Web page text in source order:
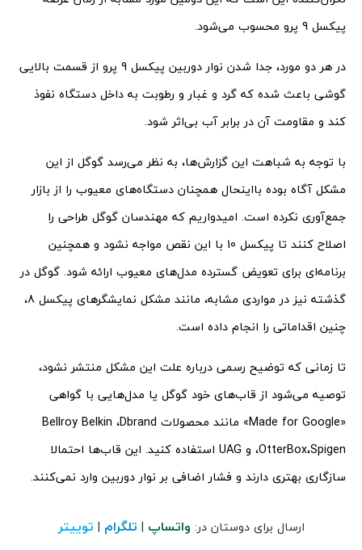
پیکسل 9 پرو محسوب می‌شود.
در هر دو مورد، جدا شدن نوار دوربین پیکسل 9 پرو از قسمت بالایی
گوشی باعث شده که گرد و غبار و رطوبت به داخل دستگاه نفوذ
کند و مقاومت آن در برابر آب بی‌اثر شود.
با توجه به شباهت این گزارش‌ها، به نظر می‌رسد گوگل از این
مشکل آگاه بوده بااینحال همچنان دستگاه‌های معیوب را از بازار
جمع‌آوری نکرده است. امیدواریم که مهندسان گوگل طراحی را
اصلاح کنند تا پیکسل 10 با این نقص مواجه نشود و همچنین
برنامه‌ای برای تعویض گسترده مدل‌های معیوب ارائه شود. گوگل در
گذشته نیز در مواردی مشابه، مانند مشکل نمایشگرهای پیکسل 8،
چنین اقداماتی را انجام داده است.
تا زمانی که توضیح رسمی درباره علت این مشکل منتشر نشود،
توصیه می‌شود از قاب‌های خود گوگل یا مدل‌هایی با گواهی
«Made for Google» مانند محصولات Bellroy Belkin ،Dbrand
،OtterBox،Spigen و UAG استفاده کنید. این قاب‌ها احتمالا
سازگاری بهتری دارند و فشار اضافی بر نوار دوربین وارد نمی‌کنند.
ارسال برای دوستان در: واتساپ | تلگرام | توییتر